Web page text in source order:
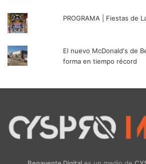
PROGRAMA | Fiestas de
El nuevo McDonald's de
forma en tiempo récord